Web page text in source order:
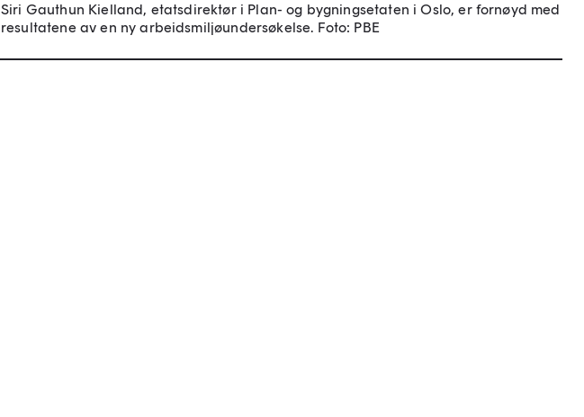
Siri Gauthun Kielland, etatsdirektør i Plan- og bygningsetaten i Oslo, er fornøyd med
resultatene av en ny arbeidsmiljøundersøkelse. Foto: PBE